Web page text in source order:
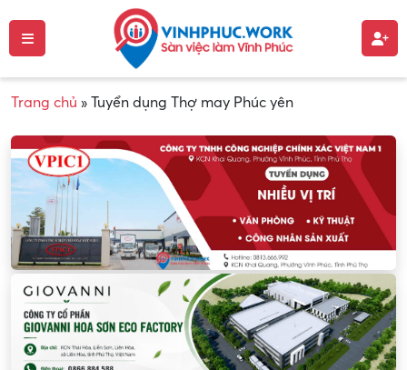
Trang chủ » Tuyển dụng Thợ may Phúc yên